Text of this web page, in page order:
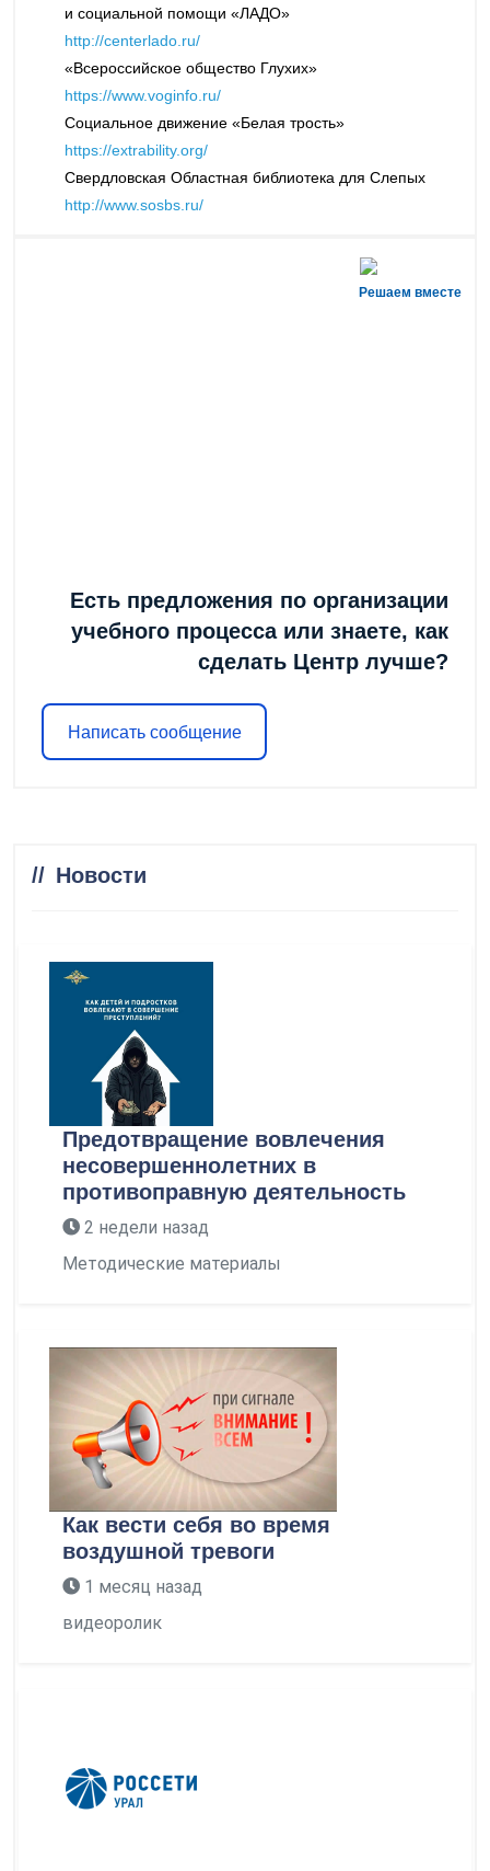
и социальной помощи «ЛАДО»
http://centerlado.ru/
«Всероссийское общество Глухих»
https://www.voginfo.ru/
Социальное движение «Белая трость»
https://extrability.org/
Свердловская Областная библиотека для Слепых
http://www.sosbs.ru/
Решаем вместе
Есть предложения по организации
учебного процесса или знаете, как
сделать Центр лучше?
Написать сообщение
Новости
Предотвращение вовлечения
несовершеннолетних в
противоправную деятельность
2 недели назад
Методические материалы
Как вести себя во время
воздушной тревоги
1 месяц назад
видеоролик